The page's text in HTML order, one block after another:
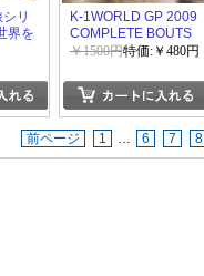
リ
界を
K-1WORLD GP 2009
COMPLETE BOUTS
~激闘完全版~
￥1500円特価:￥480円
前ページ 1 … 6 7 8